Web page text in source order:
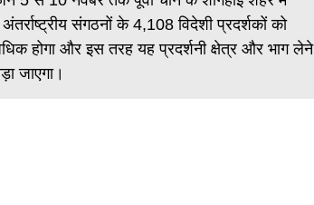
संगठनों के 4,108 विदेशी प्रदर्शकों को
होगा और इस तरह यह प्रदर्शनी क्षेत्र और भाग लेने
जाएगा।